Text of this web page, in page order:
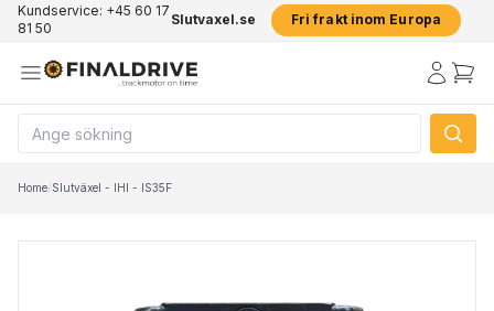
Kundservice: +45 60 17
81 50
Slutvaxel.se Fri frakt inom Europa
Home/Slutväxel - IHI - IS35F